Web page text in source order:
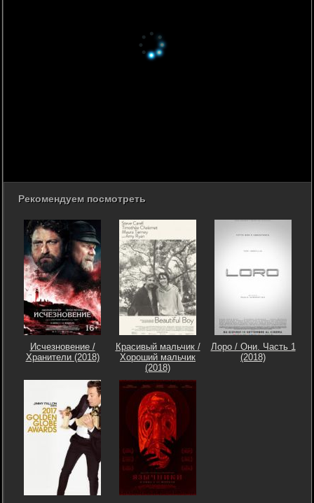
Рекомендуем посмотреть
Исчезновение /
Хранители (2018)
Красивый мальчик /
Хороший мальчик
(2018)
Лоро / Они. Часть 1
(2018)